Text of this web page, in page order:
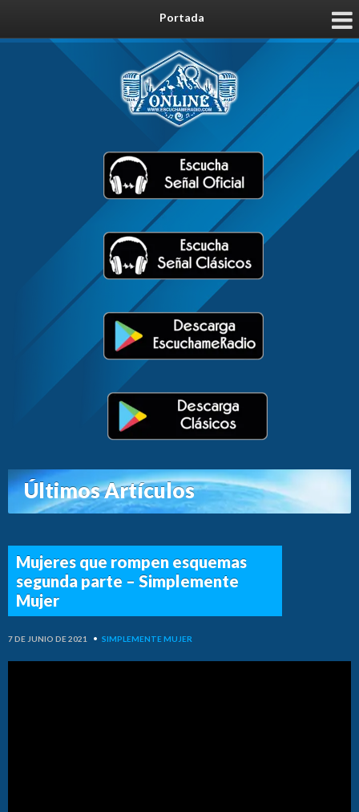
Portada
Últimos Artículos
Mujeres que rompen esquemas
segunda parte – Simplemente
Mujer
7 DE JUNIO DE 2021 • SIMPLEMENTE MUJER